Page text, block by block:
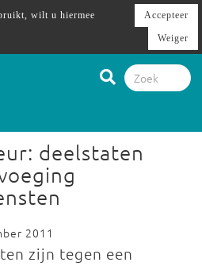
deelstaten
2011
zijn tegen een
wilt u hiermee
Accepteer
Weiger